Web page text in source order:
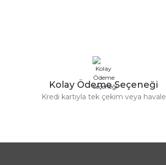
Kolay Ödeme Seçeneği
Kredi kartıyla tek çekim veya havale